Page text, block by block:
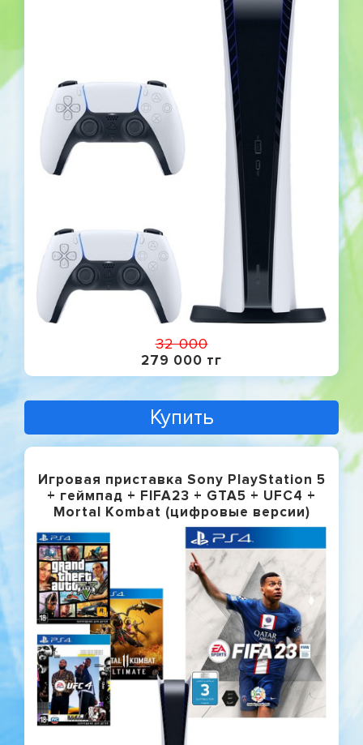
32 000
279 000 тг
Купить
Игровая приставка Sony PlayStation 5
+ геймпад + FIFA23 + GTA5 + UFC4 +
Mortal Kombat (цифровые версии)